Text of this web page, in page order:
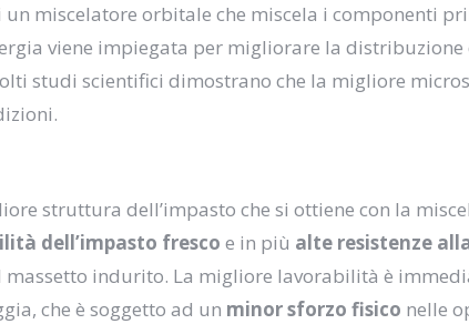
miscelatore orbitale che miscela i componenti
viene impiegata per migliorare la
studi scientifici dimostrano che la migliore
struttura dell’impasto che si ottiene con la
dell’impasto fresco e in più alte resistenze
massetto indurito. La migliore lavorabilità è
che è soggetto ad un minor sforzo fisico nelle